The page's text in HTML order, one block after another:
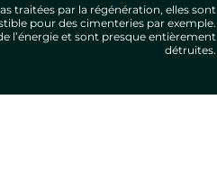
traitées par la régénération, elles sont
pour des cimenteries par exemple.
l’énergie et sont presque entièrement
détruites.